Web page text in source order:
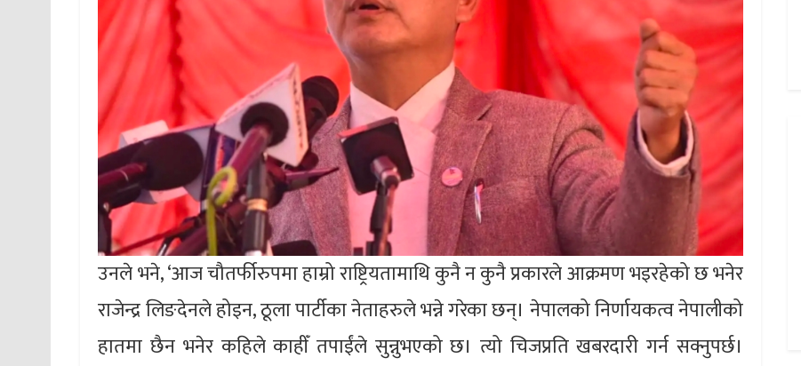
उनले भने, ‘आज चौतर्फीरुपमा हाम्रो राष्ट्रियतामाथि कुनै न कुनै प्रकारले आक्रमण भइरहेको छ भनेर
राजेन्द्र लिङदेनले होइन, ठूला पार्टीका नेताहरुले भन्ने गरेका छन्। नेपालको निर्णायकत्व नेपालीको
हातमा छैन भनेर कहिले काहीँ तपाईंले सुन्नुभएको छ। त्यो चिजप्रति खबरदारी गर्न सक्नुपर्छ।